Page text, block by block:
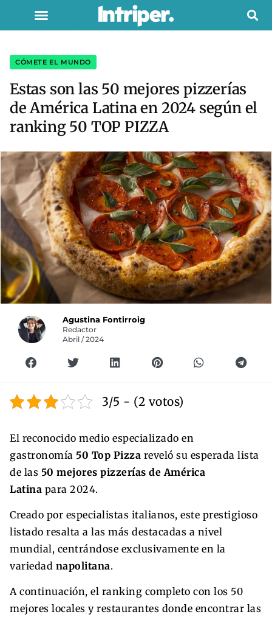
CÓMETE EL MUNDO
Estas son las 50 mejores pizzerías
de América Latina en 2024 según el
ranking 50 TOP PIZZA
Agustina Fontirroig
Redactor
Abril / 2024
3/5 - (2 votos)
El reconocido medio especializado en
gastronomía 50 Top Pizza reveló su esperada lista
de las 50 mejores pizzerías de América
Latina para 2024.
Creado por especialistas italianos, este prestigioso
listado resalta a las más destacadas a nivel
mundial, centrándose exclusivamente en la
variedad napolitana.
A continuación, el ranking completo con los 50
mejores locales y restaurantes donde encontrar las